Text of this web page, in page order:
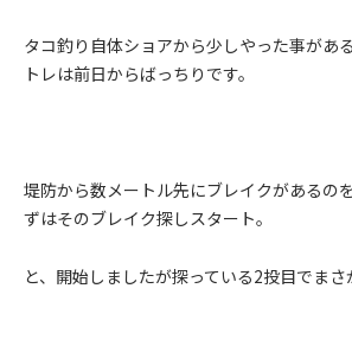
タコ釣り自体ショアから少しやった事があ
トレは前日からばっちりです。
堤防から数メートル先にブレイクがあるの
ずはそのブレイク探しスタート。
と、開始しましたが探っている2投目でまさ